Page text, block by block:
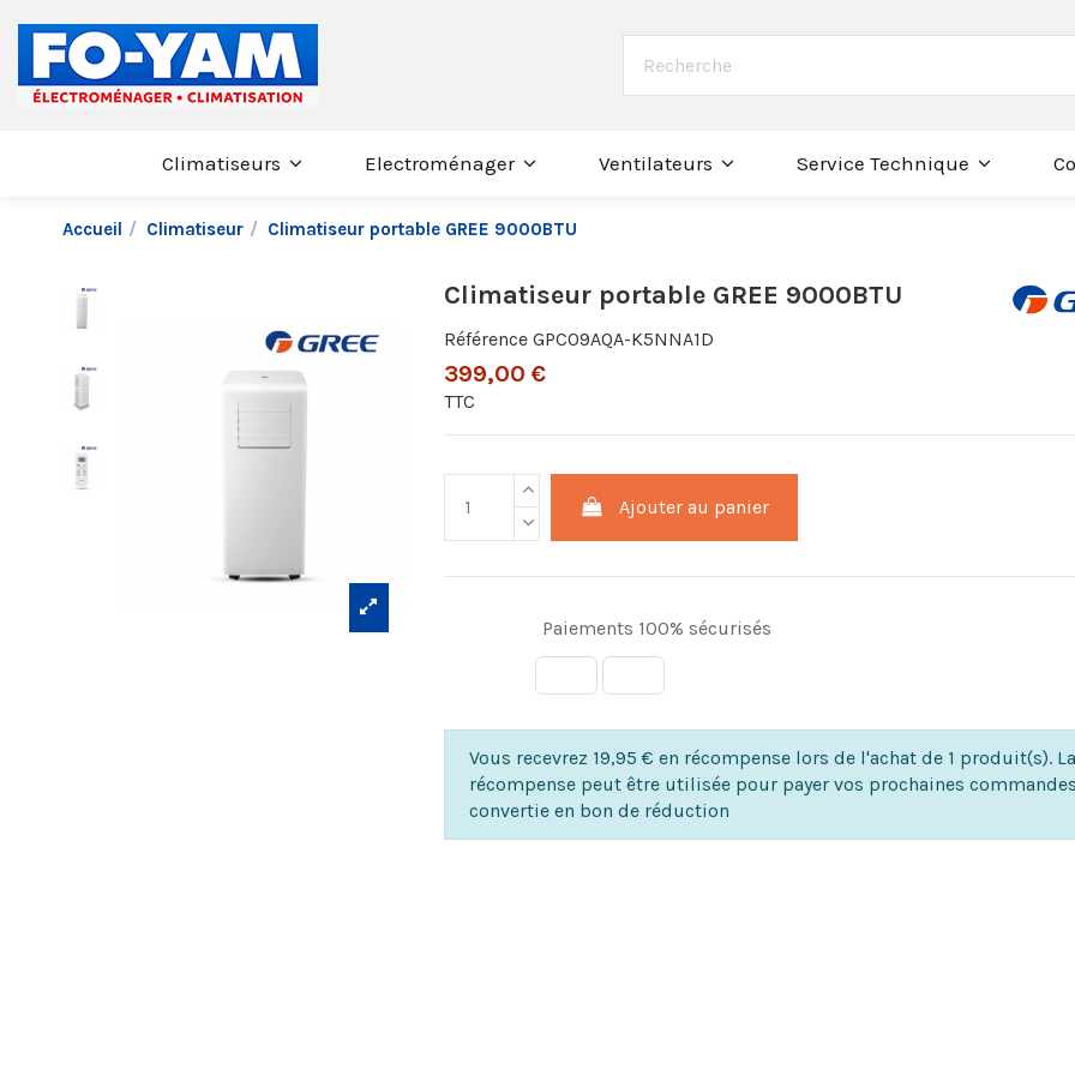
Climatiseurs Electroménager Ventilateurs Service Technique
Accueil Climatiseur Climatiseur portable GREE 9000BTU
Climatiseur portable GREE 9000BTU
Référence GPC09AQA-K5NNA1D
399,00 €
TTC
Ajouter au panier
Paiements 100% sécurisés
Vous recevrez 19,95 € en récompense lors de l'achat de 1 produit(s). La
récompense peut être utilisée pour payer vos prochaines
convertie en bon de réduction